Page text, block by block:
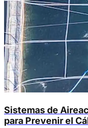
Sistemas de
para Prevenir el